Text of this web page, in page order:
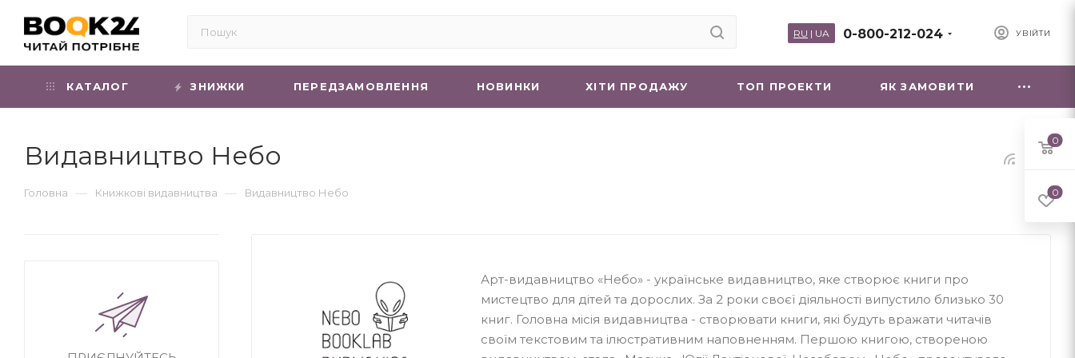
УВІЙТИ
0-800-212-024
RU | UA
КАТАЛОГ ЗНИЖКИ ПЕРЕДЗАМОВЛЕННЯ НОВИНКИ ХIТИ ПРОДАЖУ ТОП ПРОЕКТИ ЯК ЗАМОВИТИ
Видавництво Небо
Головна — Книжкові видавництва — Видавництво Небо
Арт-видавництво «Небо» - українське видавництво, яке створює книги про
мистецтво для дітей та дорослих. За 2 роки своєї діяльності випустило близько 30
книг. Головна місія видавництва - створювати книги, які будуть вражати читачів
своїм текстовим та ілюстративним наповненням. Першою книгою, створеною
0
0